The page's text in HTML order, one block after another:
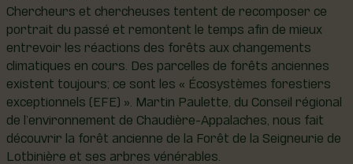
Chercheurs et chercheuses tentent de recomposer ce
portrait du passé et remontent le temps afin de mieux
entrevoir les réactions des forêts aux changements
climatiques en cours. Des parcelles de forêts anciennes
existent toujours; ce sont les « Écosystèmes forestiers
exceptionnels (EFE) ». Martin Paulette, du Conseil régional
de l’environnement de Chaudière-Appalaches, nous fait
découvrir la forêt ancienne de la Forêt de la Seigneurie de
Lotbinière et ses arbres vénérables.